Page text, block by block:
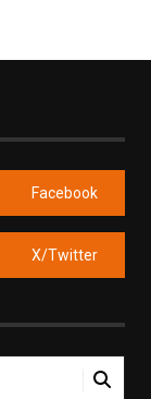
Facebook
X/Twitter